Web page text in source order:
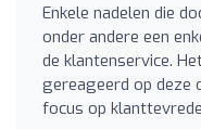
Enkele nadelen die
onder andere een
de klantenservice.
gereageerd op deze
focus op